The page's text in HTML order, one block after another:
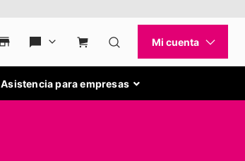
Asistencia para empresas